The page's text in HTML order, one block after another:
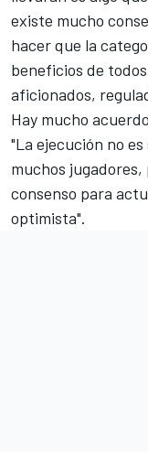
existe mucho
hacer que la
beneficios de
aficionados,
Hay mucho
"La ejecución no
muchos
consenso para
optimista".